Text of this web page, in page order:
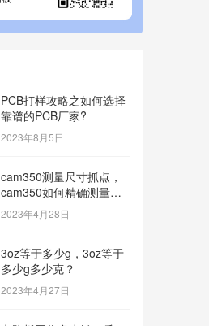
PCB打样攻略之如何选择
靠谱的PCB厂家?
2023年8月5日
cam350测量尺寸抓点，
cam350如何精确测量尺
寸？
2023年4月28日
3oz等于多少g，3oz等于
多少g多少克？
2023年4月27日